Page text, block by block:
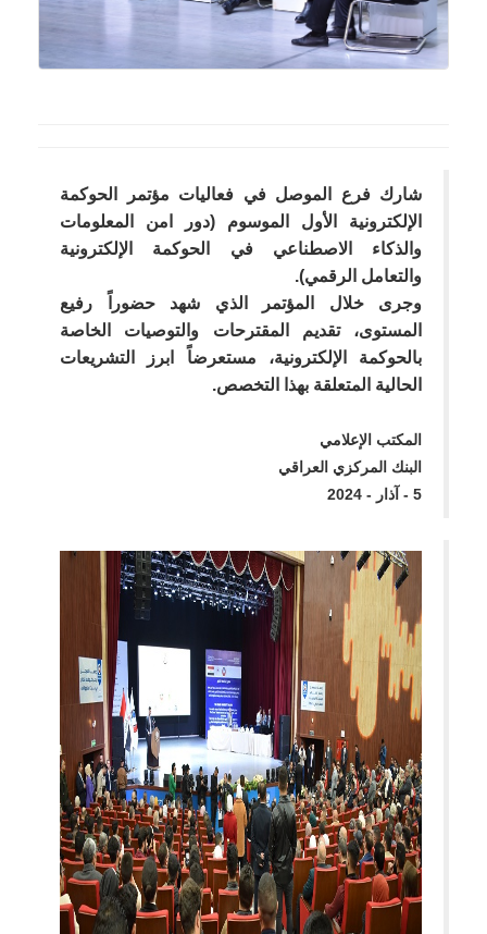
شارك فرع الموصل في فعاليات مؤتمر الحوكمة
الإلكترونية الأول الموسوم (دور امن المعلومات
والذكاء الاصطناعي في الحوكمة الإلكترونية
والتعامل الرقمي).
وجرى خلال المؤتمر الذي شهد حضوراً رفيع
المستوى، تقديم المقترحات والتوصيات الخاصة
بالحوكمة الإلكترونية، مستعرضاً ابرز التشريعات
الحالية المتعلقة بهذا التخصص.
المكتب الإعلامي
البنك المركزي العراقي
5 - آذار - 2024